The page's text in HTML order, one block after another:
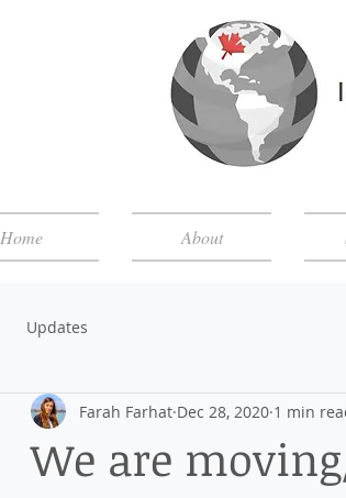
Home About
Updates
We are
Farah Farhat Dec 28, 2020 1 min